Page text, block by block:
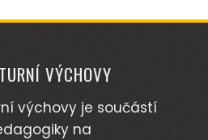
VÝCHOVY
výchovy je součástí
na